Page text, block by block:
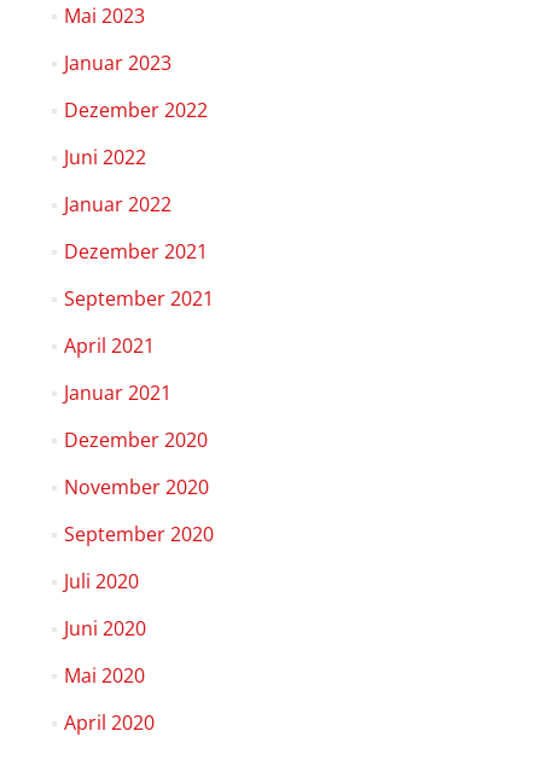
Mai 2023
Januar 2023
Dezember 2022
Juni 2022
Januar 2022
Dezember 2021
September 2021
April 2021
Januar 2021
Dezember 2020
November 2020
September 2020
Juli 2020
Juni 2020
Mai 2020
April 2020